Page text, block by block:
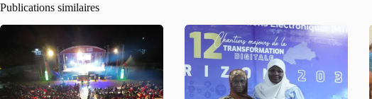
Publications similaires